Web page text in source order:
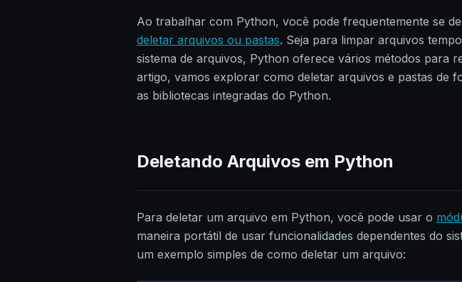
Ao trabalhar com Python, você pode frequentemente se
deletar arquivos ou pastas. Seja para limpar arquivos
sistema de arquivos, Python oferece vários métodos para
artigo, vamos explorar como deletar arquivos e pastas de
as bibliotecas integradas do Python.
Deletando Arquivos em Python
Para deletar um arquivo em Python, você pode usar o
maneira portátil de usar funcionalidades dependentes do
um exemplo simples de como deletar um arquivo: